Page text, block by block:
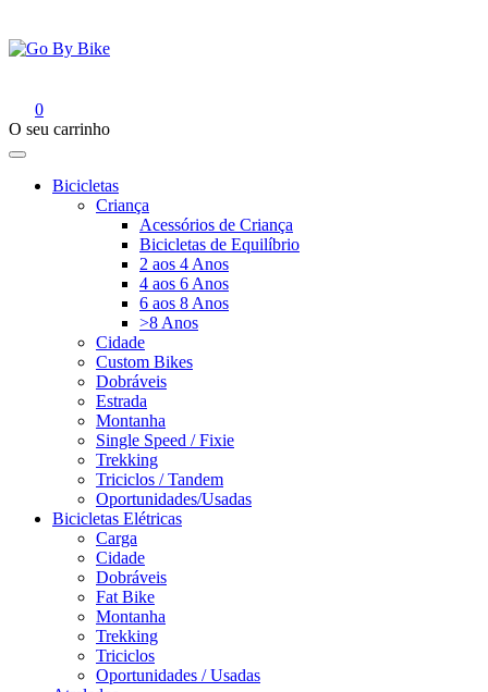
para
o
0
O seu carrinho
Bicicletas
Criança
Acessórios de Criança
Bicicletas de Equilíbrio
2 aos 4 Anos
4 aos 6 Anos
6 aos 8 Anos
>8 Anos
Cidade
Custom Bikes
Dobráveis
Estrada
Montanha
Single Speed / Fixie
Trekking
Triciclos / Tandem
Oportunidades/Usadas
Bicicletas Elétricas
Carga
Cidade
Dobráveis
Fat Bike
Montanha
Trekking
Triciclos
Oportunidades / Usadas